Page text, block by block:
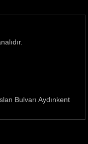
Bulvarı Aydınkent